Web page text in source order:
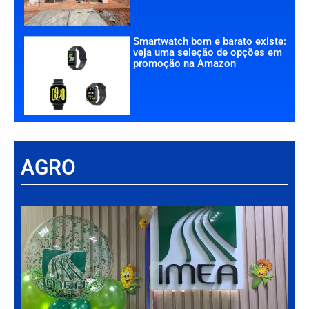
Smartwatch bom e barato existe:
veja uma seleção de opções em
promoção na Amazon
AGRO